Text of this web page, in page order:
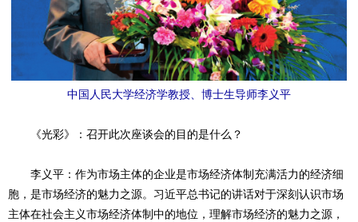
中国人民大学经济学教授、博士生导师李义平
《光彩》：召开此次座谈会的目的是什么？
李义平：作为市场主体的企业是市场经济体制充满活力的经济细
胞，是市场经济的魅力之源。习近平总书记的讲话对于深刻认识市场
主体在社会主义市场经济体制中的地位，理解市场经济的魅力之源，